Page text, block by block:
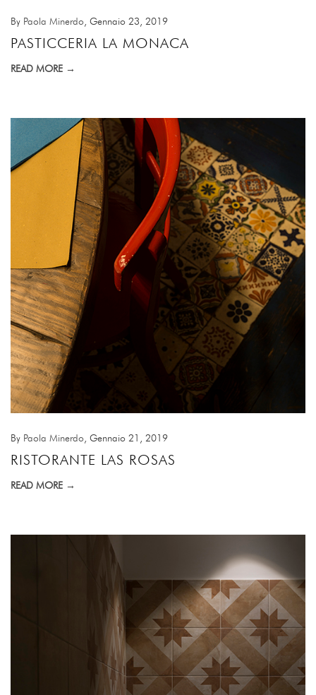
By Paola Minerdo , Gennaio 23, 2019
PASTICCERIA LA MONACA
READ MORE →
By Paola Minerdo , Gennaio 21, 2019
RISTORANTE LAS ROSAS
READ MORE →